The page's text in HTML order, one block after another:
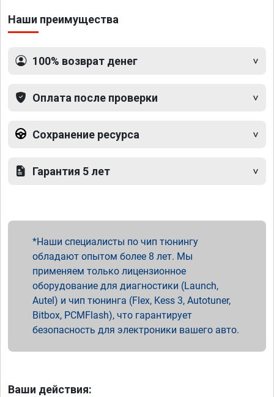
Наши преимущества
100% возврат денег
Оплата после проверки
Сохранение ресурса
Гарантия 5 лет
Наши специалисты по чип тюнингу
обладают опытом более 8 лет. Мы
применяем только лицензионное
оборудование для диагностики (Launch,
Autel) и чип тюнинга (Flex, Kess 3, Autotuner,
Bitbox, PCMFlash), что гарантирует
безопасность для электроники вашего авто.
Ваши действия: